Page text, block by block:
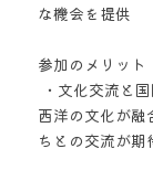
な機会を提供
参加のメリット
・文化交流と
西洋の文化が融
ちとの交流が期